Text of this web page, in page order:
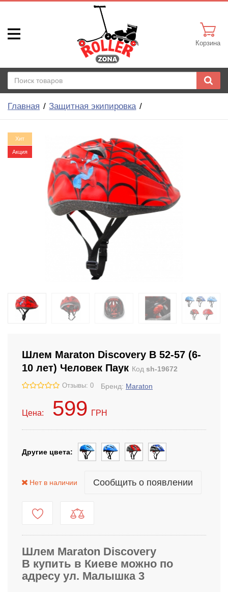
Корзина
Главная Защитная экипировка
Хит
Акция
Шлем Maraton Discovery B 52-57 (6-
10 лет) Человек Паук Код sh-19672
Отзывы: 0 Бренд: Maraton
Цена: 599 ГРН
Другие цвета:
Нет в наличии Сообщить о появлении
Шлем Maraton Discovery
B купить в Киеве можно по
адресу ул. Малышка 3